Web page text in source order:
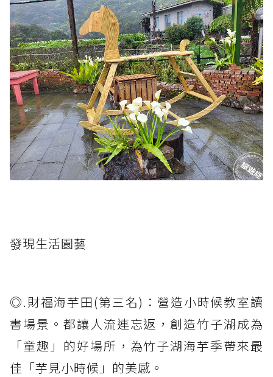
發現生活園藝
◎.財福海芋田(第三名)：營造小時候教室讀
書場景。都讓人流連忘返，創造竹子湖成為
「童趣」的好場所，為竹子湖海芋季帶來最
佳「芋見小時候」的美感。